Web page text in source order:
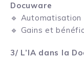
Docuware
🔹 Automatisation
🔹 Gains et
3/ L’IA dans la